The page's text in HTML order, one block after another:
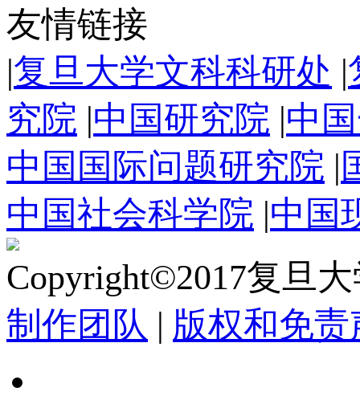
友情链接
|复旦大学文科科研处 |
究院 |中国研究院 |中
中国国际问题研究院 |
中国社会科学院 |中国
Copyright©2017复旦
制作团队 | 版权和免责